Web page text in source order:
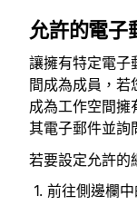
允許的電子
讓擁有特定電子
間成為成員，若
成為工作空間
其電子郵件並詢
若要設定允許的
前往側邊欄中